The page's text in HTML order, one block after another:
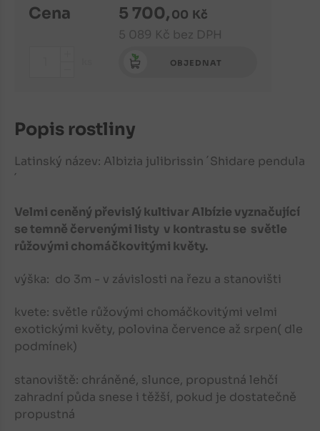
Cena 5 700,00 Kč
5 089 Kč bez DPH
OBJEDNAT
Popis rostliny
Latinský název: Albizia julibrissin ´Shidare pendula
´
Velmi ceněný převislý kultivar Albízie vyznačující
se temně červenými listy v kontrastu se světle
růžovými chomáčkovitými květy.
výška: do 3m - v závislosti na řezu a stanovišti
kvete: světle růžovými chomáčkovitými velmi
exotickými květy, polovina července až srpen( dle
podmínek)
stanoviště: chráněné, slunce, propustná lehčí
zahradní půda snese i těžší, pokud je dostatečně
propustná